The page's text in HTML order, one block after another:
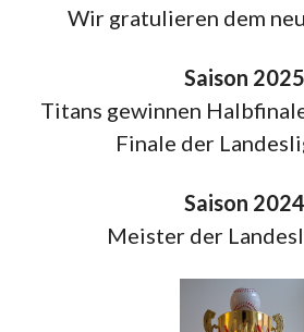
Wir gratulieren dem
Saison 2025
Titans gewinnen
Finale der
Saison 2024
Meister der